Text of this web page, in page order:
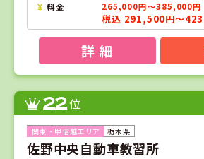
料金 265,000円～385,000円
税込 291,500円～
詳 細
22位
栃木県
佐野中央自動車教習所